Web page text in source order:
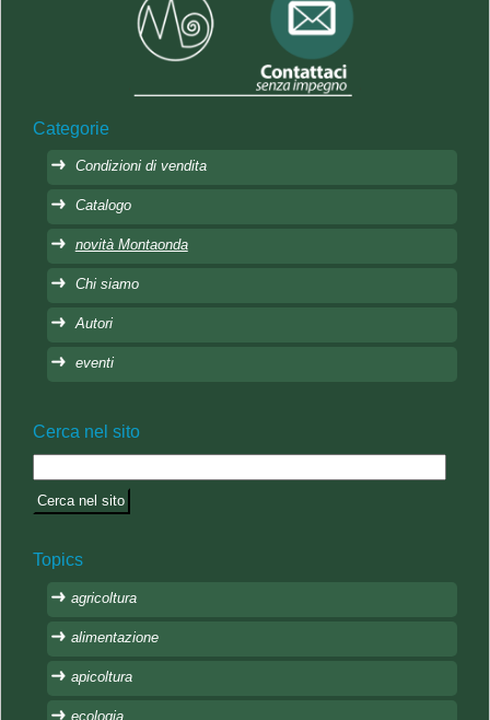
Categorie
Condizioni di vendita
Catalogo
novità Montaonda
Chi siamo
Autori
eventi
Cerca nel sito
Topics
agricoltura
alimentazione
apicoltura
ecologia